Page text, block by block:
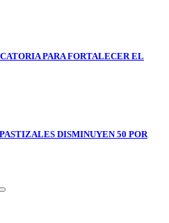
PARA FORTALECER EL
DISMINUYEN 50 POR